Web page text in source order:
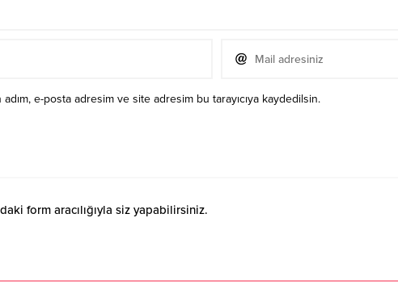
adım, e-posta adresim ve site adresim bu tarayıcıya kaydedilsin.
form aracılığıyla siz yapabilirsiniz.